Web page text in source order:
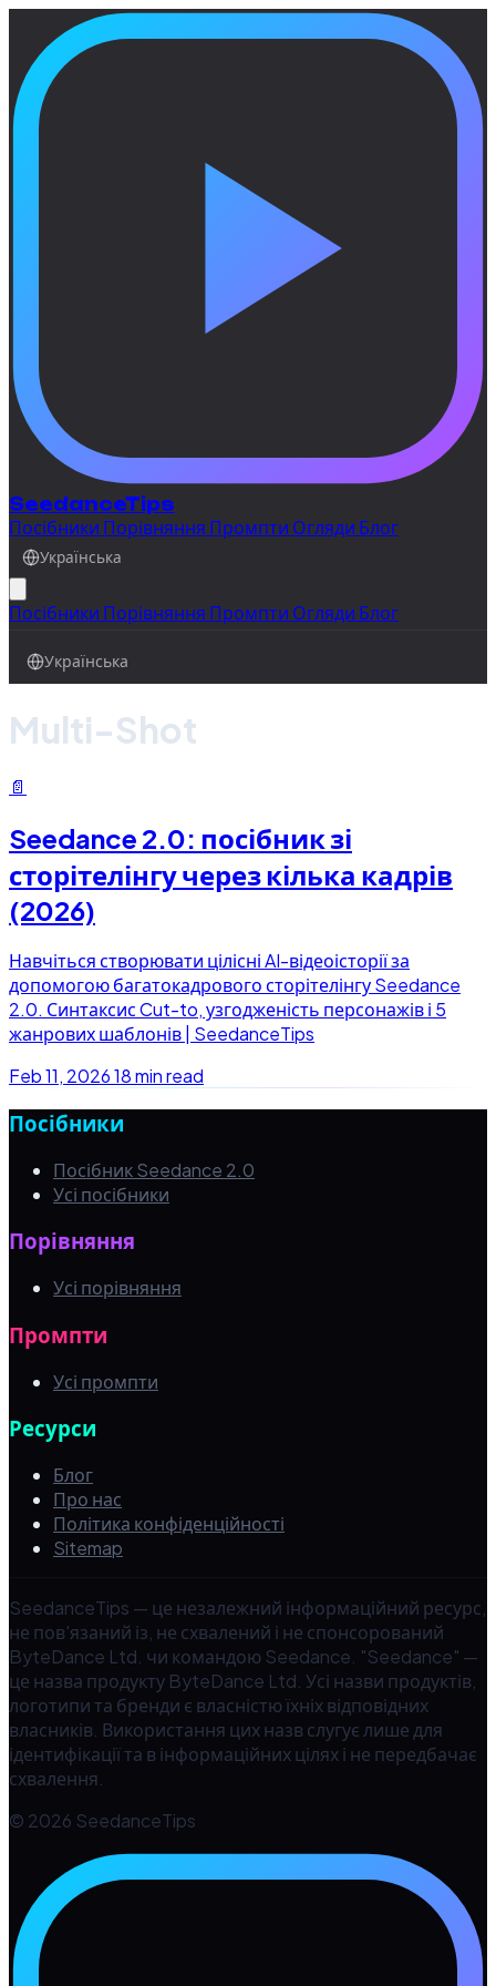
SeedanceTips
Посібники Порівняння Промпти Огляди Блог
Українська
Посібники Порівняння Промпти Огляди Блог
Українська
Multi-Shot
📄
Seedance 2.0: посібник зі
сторітелінгу через кілька кадрів
(2026)
Навчіться створювати цілісні AI-відеоісторії за
допомогою багатокадрового сторітелінгу Seedance
2.0. Синтаксис Cut-to, узгодженість персонажів і 5
жанрових шаблонів | SeedanceTips
Feb 11, 202618 min read
Посібники
Посібник Seedance 2.0
Усі посібники
Порівняння
Усі порівняння
Промпти
Усі промпти
Ресурси
Блог
Про нас
Політика конфіденційності
Sitemap
SeedanceTips — це незалежний інформаційний ресурс,
не пов'язаний із, не схвалений і не спонсорований
ByteDance Ltd. чи командою Seedance. "Seedance" —
це назва продукту ByteDance Ltd. Усі назви продуктів,
логотипи та бренди є власністю їхніх відповідних
власників. Використання цих назв слугує лише для
ідентифікації та в інформаційних цілях і не передбачає
схвалення.
© 2026 SeedanceTips